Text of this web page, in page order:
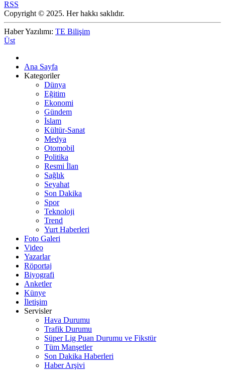
RSS
Copyright © 2025. Her hakkı saklıdır.
Haber Yazılımı: TE Bilişim
Üst
Ana Sayfa
Kategoriler
Dünya
Eğitim
Ekonomi
Gündem
İslam
Kültür-Sanat
Medya
Otomobil
Politika
Resmi İlan
Sağlık
Seyahat
Son Dakika
Spor
Teknoloji
Trend
Yurt Haberleri
Foto Galeri
Video
Yazarlar
Röportaj
Biyografi
Anketler
Künye
İletişim
Servisler
Hava Durumu
Trafik Durumu
Süper Lig Puan Durumu ve Fikstür
Tüm Manşetler
Son Dakika Haberleri
Haber Arşivi